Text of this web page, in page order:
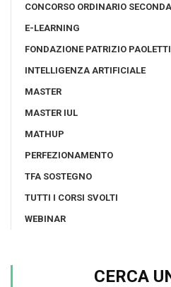
CONCORSO ORDINARIO
E-LEARNING
FONDAZIONE PATRIZIO PAOLETTI
INTELLIGENZA ARTIFICIALE
MASTER
MASTER IUL
MATHUP
PERFEZIONAMENTO
TFA SOSTEGNO
TUTTI I CORSI SVOLTI
WEBINAR
CERCA